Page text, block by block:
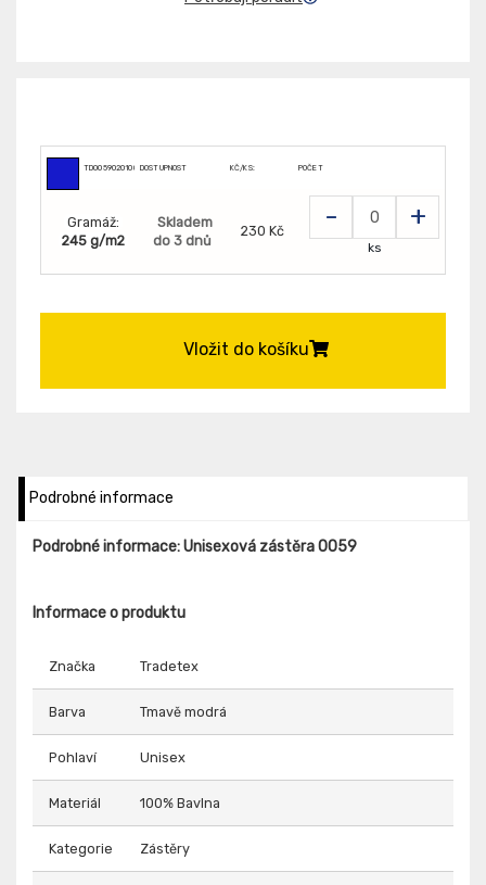
TD0059020100202DOSTUPNOST KČ/KS: POČET
Gramáž:
245 g/m2
Skladem
do 3 dnů
230 Kč - +
ks
Vložit do košíku
Podrobné informace
Podrobné informace: Unisexová zástěra 0059
Informace o produktu
Značka Tradetex
Barva Tmavě modrá
Pohlaví Unisex
Materiál 100% Bavlna
Kategorie Zástěry